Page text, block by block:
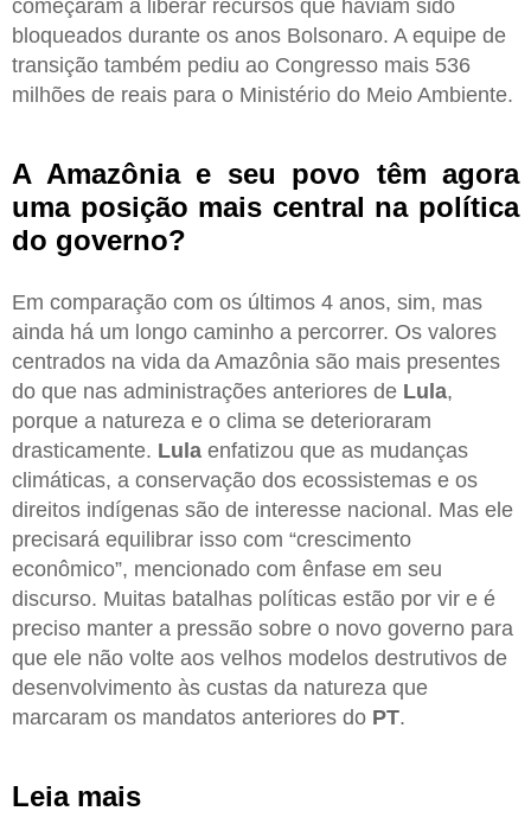
começaram a liberar recursos que haviam sido
bloqueados durante os anos Bolsonaro. A equipe de
transição também pediu ao Congresso mais 536
milhões de reais para o Ministério do Meio Ambiente.
A Amazônia e seu povo têm agora
uma posição mais central na política
do governo?
Em comparação com os últimos 4 anos, sim, mas
ainda há um longo caminho a percorrer. Os valores
centrados na vida da Amazônia são mais presentes
do que nas administrações anteriores de Lula,
porque a natureza e o clima se deterioraram
drasticamente. Lula enfatizou que as mudanças
climáticas, a conservação dos ecossistemas e os
direitos indígenas são de interesse nacional. Mas ele
precisará equilibrar isso com “crescimento
econômico”, mencionado com ênfase em seu
discurso. Muitas batalhas políticas estão por vir e é
preciso manter a pressão sobre o novo governo para
que ele não volte aos velhos modelos destrutivos de
desenvolvimento às custas da natureza que
marcaram os mandatos anteriores do PT.
Leia mais